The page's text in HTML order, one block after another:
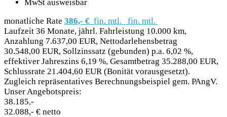
MwSt ausweisbar
monatliche Rate 386,- € fin. mtl.
fin. mtl.
Laufzeit 36 Monate, jährl. Fahrleistung 10.000 km,
Anzahlung 7.637,00 EUR, Nettodarlehensbetrag
30.548,00 EUR, Sollzinssatz (gebunden) p.a. 6,02 %,
effektiver Jahreszins 6,19 %, Gesamtbetrag 35.288,00 EUR,
Schlussrate 21.404,60 EUR (Bonität vorausgesetzt).
Zugleich repräsentatives Berechnungsbeispiel gem. PAngV.
Unser Angebotspreis:
38.185,-
32.088,- € netto